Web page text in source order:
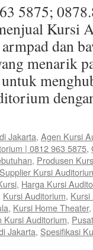
5875;
Kursi
dan
menarik
Jakarta, Agen Kursi
| 0812 963 5875,
, Produsen
Supplier Kursi
, Harga Kursi
Kursi Auditorium, Kursi
, Kursi Home Theater,
Kursi Auditorium,
Jakarta, Spesifikasi